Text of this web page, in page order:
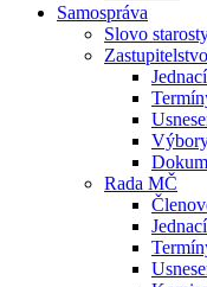
Samospráva
Slovo
Rada MČ